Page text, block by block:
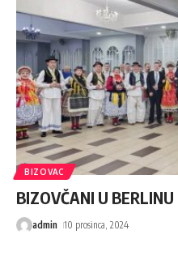
BIZOVAC
BIZOVČANI U BERLINU
admin 10 prosinca, 2024